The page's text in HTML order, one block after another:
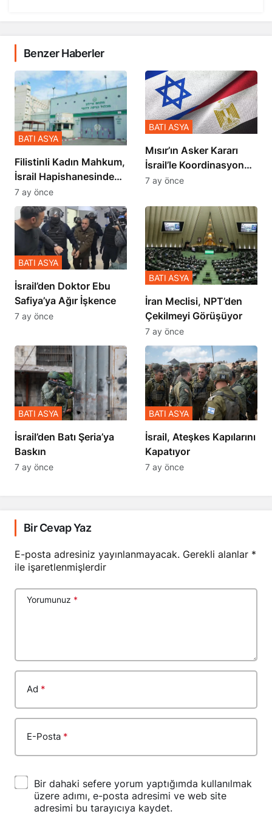
Benzer Haberler
Filistinli Kadın Mahkum,
İsrail Hapishanesindeki
Zulmü Anlattı
BATI ASYA
7 ay önce
Mısır’ın Asker Kararı
İsrail’le Koordinasyon
İçinde Gerçekleşmiş
BATI ASYA
7 ay önce
İsrail’den Doktor Ebu
Safiya’ya Ağır İşkence
BATI ASYA
7 ay önce
İran Meclisi, NPT’den
Çekilmeyi Görüşüyor
BATI ASYA
7 ay önce
​​​​​​​İsrail’den Batı Şeria’ya
Baskın
BATI ASYA
7 ay önce
İsrail, Ateşkes Kapılarını
Kapatıyor
BATI ASYA
7 ay önce
Bir Cevap Yaz
E-posta adresiniz yayınlanmayacak. Gerekli alanlar *
ile işaretlenmişlerdir
Yorumunuz *
Ad *
E-Posta *
Bir dahaki sefere yorum yaptığımda kullanılmak
üzere adımı, e-posta adresimi ve web site
adresimi bu tarayıcıya kaydet.